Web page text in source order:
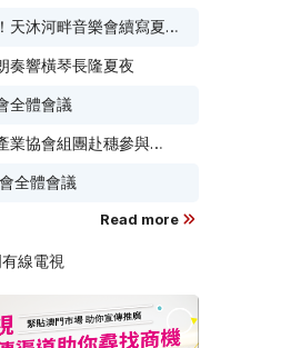
天沐河畔音樂會續寫夏夜
奏響橫琴長隆夏夜
全體會議
業協會組團赴穗參與
全體會議
Read more
線電視